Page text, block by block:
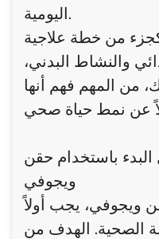
اليومية.
من خطة علاجية
والنشاط البدني،
من المهم فهم أنها
باستخدام حقن
ويجوفي
ويجوفي، يجب أولاً
الصحية. الهدف من